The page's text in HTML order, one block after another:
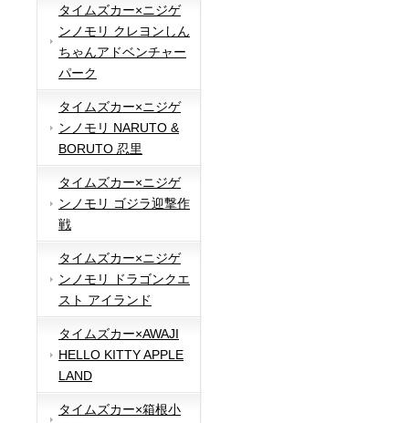
タイムズカー×ニジゲ
ンノモリ クレヨンしん
ちゃんアドベンチャー
パーク
タイムズカー×ニジゲ
ンノモリ NARUTO &
BORUTO 忍里
タイムズカー×ニジゲ
ンノモリ ゴジラ迎撃作
戦
タイムズカー×ニジゲ
ンノモリ ドラゴンクエ
スト アイランド
タイムズカー×AWAJI
HELLO KITTY APPLE
LAND
タイムズカー×箱根小